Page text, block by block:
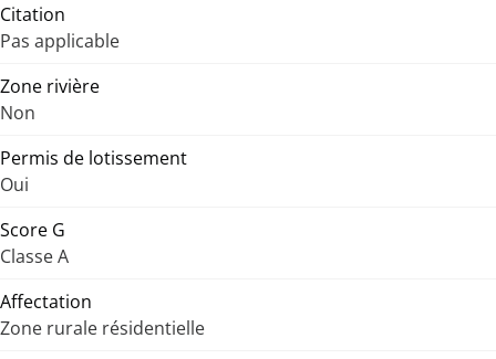
Citation
Pas applicable
Zone rivière
Non
Permis de lotissement
Oui
Score G
Classe A
Affectation
Zone rurale résidentielle